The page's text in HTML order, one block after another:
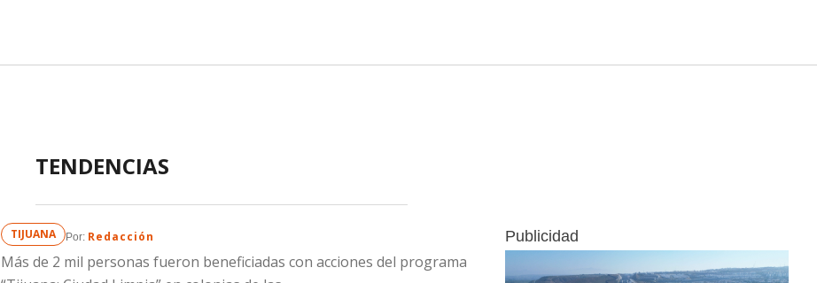
TENDENCIAS
TIJUANA Por: Redacción
Más de 2 mil personas fueron beneficiadas con acciones del programa
Publicidad